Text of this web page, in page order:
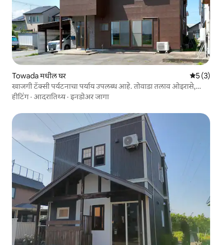
Towada मधील घर 5 पैकी 5
5 (3)
खाजगी टॅक्सी पर्यटनाचा पर्याय उपलब्ध आहे. तोवाडा तलाव ओइरासे,
हाचिनोए, हाचिकोडा प्रवास आणि निवास Airbnb अनुभव प्रकाशित केला
हीटिंग · आदरातिथ्य·इनडोअर जागा